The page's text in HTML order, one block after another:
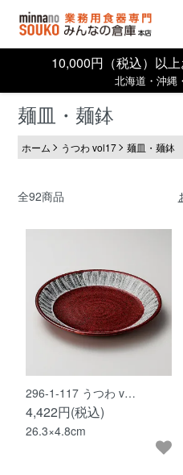
10,000円（税込）以
北海道・沖縄
麺皿・麺鉢
ホーム うつわ vol17 麺皿・麺鉢
全92商品
296-1-117 うつわ v…
4,422円(税込)
26.3×4.8cm